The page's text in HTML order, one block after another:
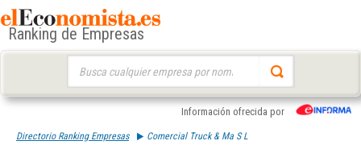
Ranking de Empresas
Información ofrecida por
Directorio Ranking Empresas Comercial Truck & Ma S L